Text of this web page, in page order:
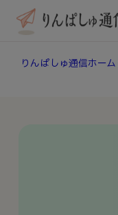
りんぱしゅ通信ホーム